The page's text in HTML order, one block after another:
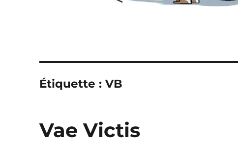
Étiquette :VB
Vae Victis